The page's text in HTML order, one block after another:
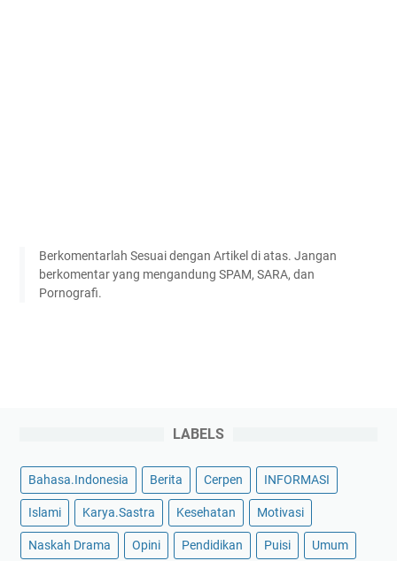
Berkomentarlah Sesuai dengan Artikel di atas. Jangan
berkomentar yang mengandung SPAM, SARA, dan
Pornografi.
LABELS
Bahasa.Indonesia Berita Cerpen INFORMASI
Islami Karya.Sastra Kesehatan Motivasi
Naskah Drama Opini Pendidikan Puisi Umum